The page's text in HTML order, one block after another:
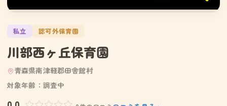
私立 認可外保育園
川部西ヶ丘保育園
青森県南津軽郡田舎館村
対象年齢：調査中